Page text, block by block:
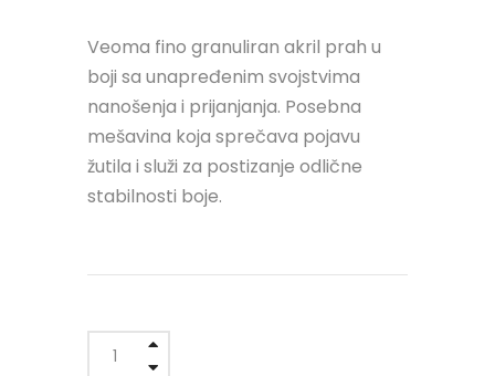
Veoma fino granuliran akril prah u
boji sa unapređenim svojstvima
nanošenja i prijanjanja. Posebna
mešavina koja sprečava pojavu
žutila i služi za postizanje odlične
stabilnosti boje.